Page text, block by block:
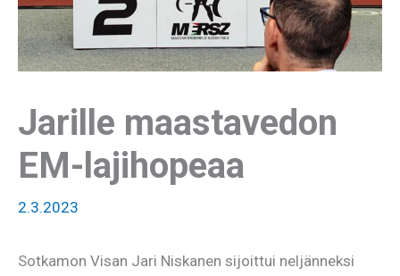
Jarille maastavedon
EM-lajihopeaa
2.3.2023
Sotkamon Visan Jari Niskanen sijoittui neljänneksi